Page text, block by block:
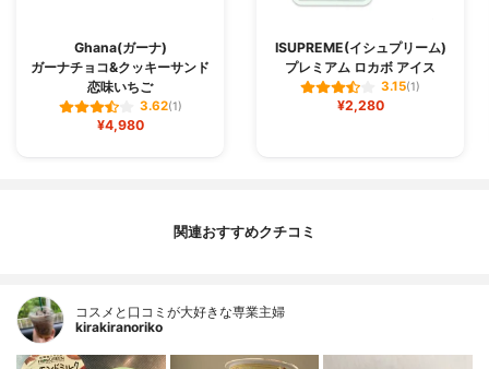
Ghana(ガーナ)
ガーナチョコ&クッキーサンド
恋味いちご
3.62(1)
¥4,980
ISUPREME(イシュプリーム)
プレミアム ロカボ アイス
3.15(1)
¥2,280
関連おすすめクチコミ
コスメと口コミが大好きな専業主婦
kirakiranoriko